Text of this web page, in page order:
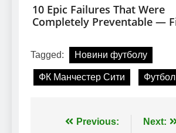
Tagged: Новини футболу
ФК Манчестер Сити Футбол
Навігація
Previous: Next: